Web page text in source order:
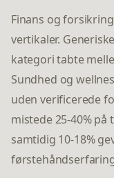
Finans og
vertikaler.
kategori tabte
Sundhed og
uden verificerede
mistede 25-40%
samtidig 10-18%